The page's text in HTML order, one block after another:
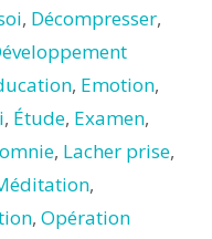
, Décompresser,
, Emotion,
, Étude, Examen,
, Lacher prise,
,
, Opération